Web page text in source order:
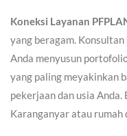
Koneksi Layanan
yang beragam.
Anda menyusun
yang paling meyakinkan
pekerjaan dan usia
Karanganyar atau rumah